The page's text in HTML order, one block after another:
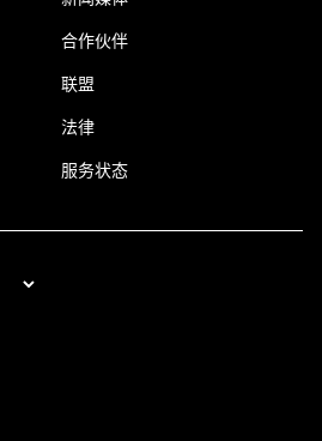
合作伙伴
联盟
法律
服务状态